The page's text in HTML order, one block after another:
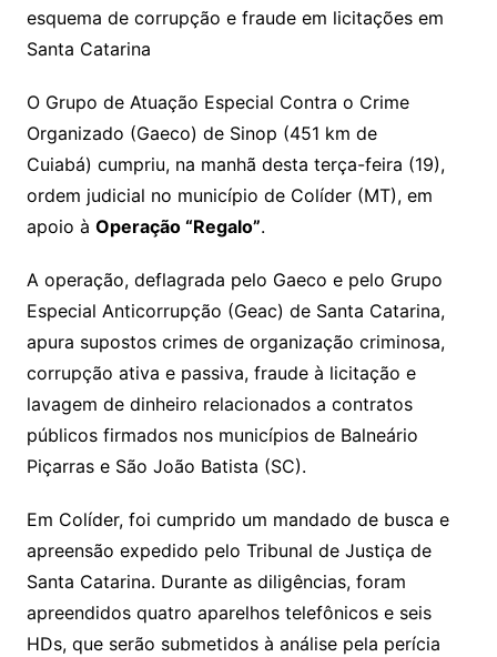
O Grupo de Atuação Especial Contra o Crime
Organizado (Gaeco) de Sinop (451 km de
Cuiabá) cumpriu, na manhã desta terça-feira (19),
ordem judicial no município de Colíder (MT), em
apoio à Operação “Regalo”.
A operação, deflagrada pelo Gaeco e pelo Grupo
Especial Anticorrupção (Geac) de Santa Catarina,
apura supostos crimes de organização criminosa,
corrupção ativa e passiva, fraude à licitação e
lavagem de dinheiro relacionados a contratos
públicos firmados nos municípios de Balneário
Piçarras e São João Batista (SC).
Em Colíder, foi cumprido um mandado de busca e
apreensão expedido pelo Tribunal de Justiça de
Santa Catarina. Durante as diligências, foram
apreendidos quatro aparelhos telefônicos e seis
HDs, que serão submetidos à análise pela perícia